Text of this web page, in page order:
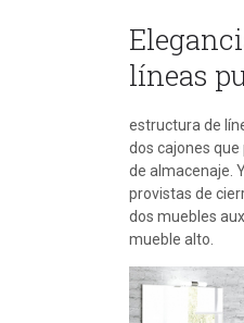
líneas
estructura de
dos cajones
de almacenaje.
provistas de
dos muebles
mueble alto.